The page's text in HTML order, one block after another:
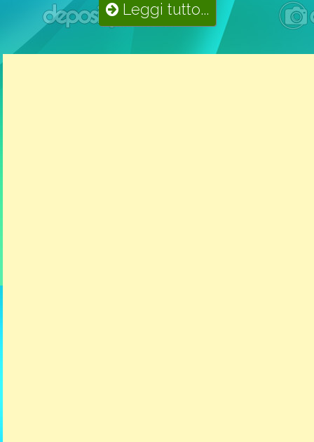
Leggi tutto...